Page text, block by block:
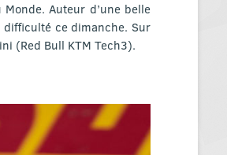
Auteur d’une belle
ce dimanche. Sur
(Red Bull KTM Tech3).